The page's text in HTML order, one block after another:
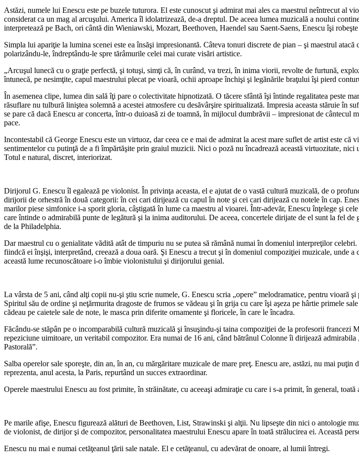
Astăzi, numele lui Enescu este pe buzele tuturora. El este cunoscut şi admirat mai ales ca maestrul neîntrecut
considerat ca un mag al arcuşului. America îl idolatrizează, de-a dreptul. De aceea lumea muzicală a noului
interpretează pe Bach, ori cântă din Wieniawski, Mozart, Beethoven, Haendel sau Saent-Saens, Enescu îşi
Simpla lui apariţie la lumina scenei este ea însăşi impresionantă. Câteva tonuri discrete de pian – şi maestrul
polarizându-le, îndreptându-le spre tărâmurile celei mai curate visări artistice.
„Arcuşul lunecă cu o graţie perfectă, şi totuşi, simţi că, în curând, va trezi, în inima viorii, revolte de furtună,
întunecă, pe nesimţite, capul maestrului plecat pe vioară, ochii aproape închişi şi legănările braţului îşi pierd
În asemenea clipe, lumea din sală îţi pare o colectivitate hipnotizată. O tăcere sfântă îşi întinde regalitatea peste
răsuflare nu tulbură liniştea solemnă a acestei atmosfere cu desăvârşire spiritualizată. Impresia aceasta stăruie
se pare că dacă Enescu ar concerta, într-o duioasă zi de toamnă, în mijlocul dumbrăvii – impresionat de
pace.
Incontestabil că George Enescu este un virtuoz, dar ceea ce e mai de admirat la acest mare suflet de artist este
sentimentelor cu putinţă de a fi împărtăşite prin graiul muzicii. Nici o poză nu încadrează această virtuozitate,
Totul e natural, discret, interiorizat.
Dirijorul G. Enescu îl egalează pe violonist. În privinţa aceasta, el e ajutat de o vastă cultură muzicală, de o
dirijorii de orhestră în două categorii: în cei cari dirijează cu capul în note şi cei cari dirijează cu notele în cap.
marilor piese simfonice i-a sporit gloria, câştigată în lume ca maestru al vioarei. Într-adevăr, Enescu înţelege şi
care întinde o admirabilă punte de legătură şi la inima auditorului. De aceea, concertele dirijate de el sunt la fel
de la Philadelphia.
Dar maestrul cu o genialitate vădită atât de timpuriu nu se putea să rămână numai în domeniul interpreţilor
fiindcă ei înşişi, interpretând, creează a doua oară. Şi Enescu a trecut şi în domeniul compoziţiei muzicale, unde
această lume recunoscătoare i-o îmbie violonistului şi dirijorului genial.
La vârsta de 5 ani, când alţi copii nu-şi ştiu scrie numele, G. Enescu scria „opere” melodramatice, pentru vioară
Spiritul său de ordine şi neţărmurita dragoste de frumos se vădeau şi în grija cu care îşi aşeza pe hârtie primele
cădeau pe caietele sale de note, le masca prin diferite ornamente şi floricele, în care le încadra.
Făcându-se stăpân pe o incomparabilă cultură muzicală şi însuşindu-şi taina compoziţiei de la profesorii francezi
repeziciune uimitoare, un veritabil compozitor. Era numai de 16 ani, când bătrânul Colonne îi dirijează admirabila
Pastorală”.
Salba operelor sale sporeşte, din an, în an, cu mărgăritare muzicale de mare preţ. Enescu are, astăzi, nu mai
reprezenta, anul acesta, la Paris, repurtând un succes extraordinar.
Operele maestrului Enescu au fost primite, în străinătate, cu aceeaşi admiraţie cu care i s-a primit, în general, toată
Pe marile afişe, Enescu figurează alături de Beethoven, List, Strawinski şi alţii. Nu lipseşte din nici o antologie
de violonist, de dirijor şi de compozitor, personalitatea maestrului Enescu apare în toată strălucirea ei. Această
Enescu nu mai e numai cetăţeanul ţării sale natale. El e cetăţeanul, cu adevărat de onoare, al lumii întregi.